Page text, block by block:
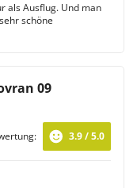
als Ausflug. Und man
schöne
09
3.9 / 5.0